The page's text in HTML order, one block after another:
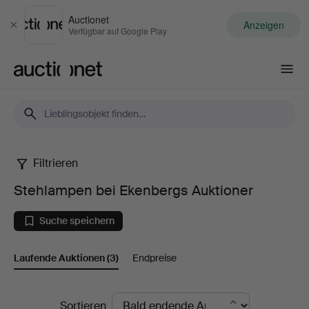
Schließen
Auctionet
Verfügbar auf Google Play Anzeigen
Stehlampen
bei
Ekenbergs
Auktioner
Filtrieren
Stehlampen bei Ekenbergs Auktioner
Suche speichern
Laufende Auktionen(3) Endpreise
LaufendeSortieren